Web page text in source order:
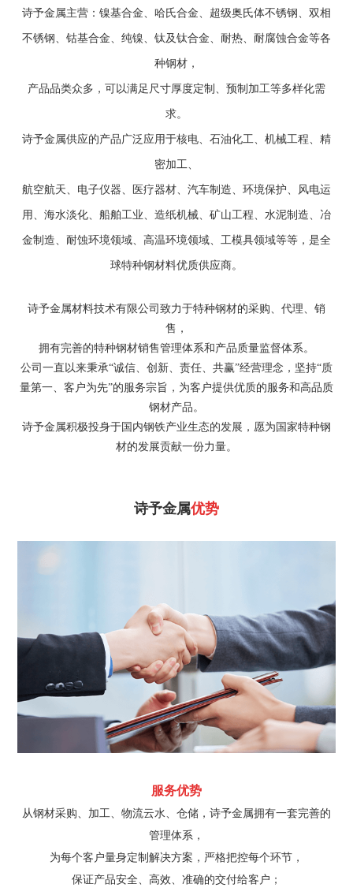
诗予金属主营：镍基合金、哈氏合金、超级奥氏体不锈钢、双相
不锈钢、钴基合金、纯镍、钛及钛合金、耐热、耐腐蚀合金等各
种钢材，
产品品类众多，可以满足尺寸厚度定制、预制加工等多样化需
求。
诗予金属供应的产品广泛应用于核电、石油化工、机械工程、精
密加工、
航空航天、电子仪器、医疗器材、汽车制造、环境保护、风电运
用、海水淡化、船舶工业、造纸机械、矿山工程、水泥制造、冶
金制造、耐蚀环境领域、高温环境领域、工模具领域等等，是全
球特种钢材料优质供应商。
诗予金属材料技术有限公司致力于特种钢材的采购、代理、销
售，
拥有完善的特种钢材销售管理体系和产品质量监督体系。
公司一直以来秉承“诚信、创新、责任、共赢”经营理念，坚持“质
量第一、客户为先”的服务宗旨， 为客户提供优质的服务和高品质
钢材产品。
诗予金属积极投身于国内钢铁产业生态的发展，愿为国家特种钢
材的发展贡献一份力量。
诗予金属优势
服务优势
从钢材采购、加工、物流云水、仓储，诗予金属拥有一套完善的
管理体系，
为每个客户量身定制解决方案，严格把控每个环节，
保证产品安全、高效、准确的交付给客户；